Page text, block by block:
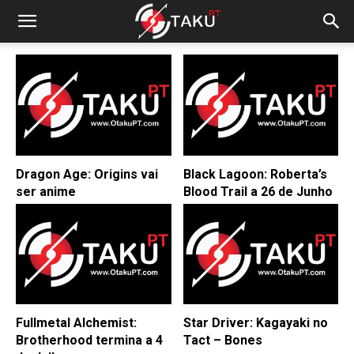
Dragon Age: Origins vai
ser anime
Black Lagoon: Roberta’s
Blood Trail a 26 de Junho
Fullmetal Alchemist:
Brotherhood termina a 4
Star Driver: Kagayaki no
Tact – Bones